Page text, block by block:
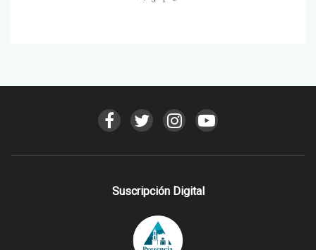
Suscripción Digital